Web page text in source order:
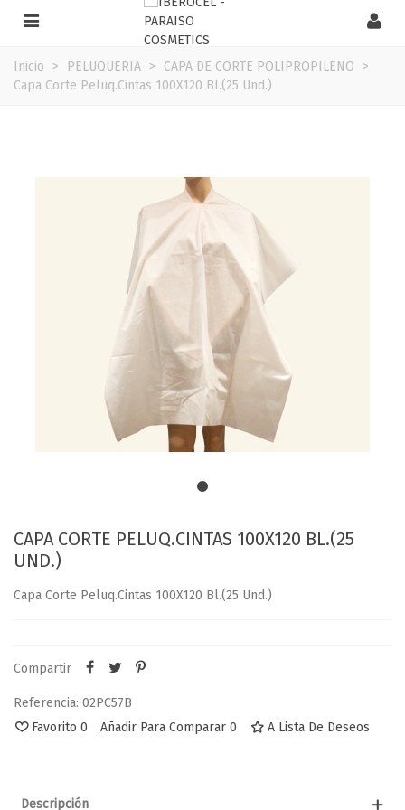
Inicio > PELUQUERIA > CAPA DE CORTE POLIPROPILENO >
Capa Corte Peluq.Cintas 100X120 Bl.(25 Und.)
CAPA CORTE PELUQ.CINTAS 100X120 BL.(25
UND.)
Capa Corte Peluq.Cintas 100X120 Bl.(25 Und.)
Compartir
Referencia: 02PC57B
Favorito 0 Añadir Para Comparar 0 A Lista De Deseos
Descripción